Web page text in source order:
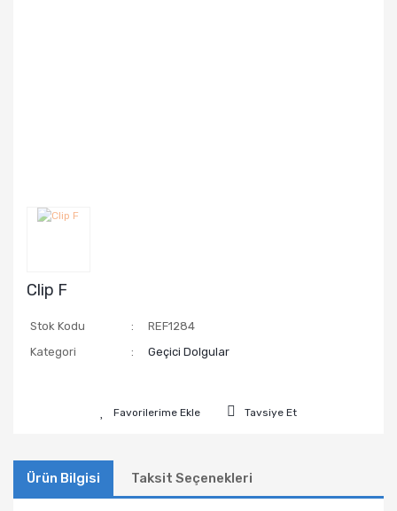
Clip F
Stok Kodu
REF1284
Kategori
Geçici Dolgular
Tavsiye Et
Ürün Bilgisi Taksit Seçenekleri